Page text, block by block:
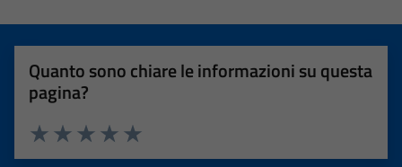
Quanto sono chiare le informazioni su questa
pagina?
Valuta 5 stelle su 5
Valuta 4 stelle su 5
Valuta 3 stelle su 5
Valuta 2 stelle su 5
Valuta 1 stelle su 5